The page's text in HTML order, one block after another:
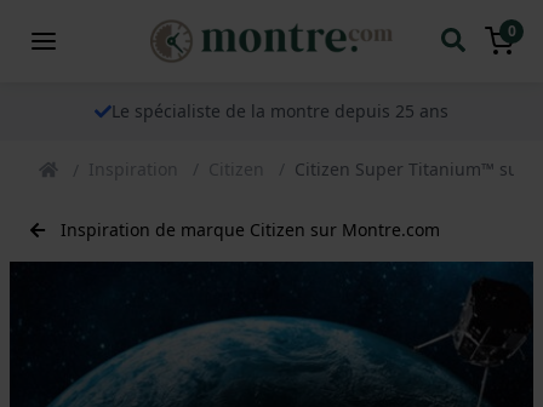
0
Le spécialiste de la montre depuis 25 ans
Inspiration Citizen Citizen Super Titanium™ sur
Inspiration de marque Citizen sur Montre.com